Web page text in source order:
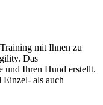
mit Ihnen zu
Das
und Ihren Hund erstellt.
als auch